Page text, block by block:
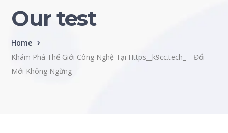
Our test
Home
Khám Phá Thế Giới Công Nghệ Tại Https__k9cc.tech_ – Đổi
Mới Không Ngừng